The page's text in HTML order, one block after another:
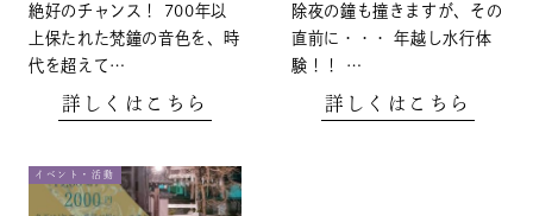
絶好のチャンス！ 700年以
上保たれた梵鐘の音色を、時
代を超えて…
詳しくはこちら
除夜の鐘も撞きますが、その
直前に・・・ 年越し水行体
験！！ …
詳しくはこちら
イベント・活動